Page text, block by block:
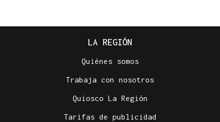
LA REGIÓN
Quiénes somos
Trabaja con nosotros
Quiosco La Región
Tarifas de publicidad